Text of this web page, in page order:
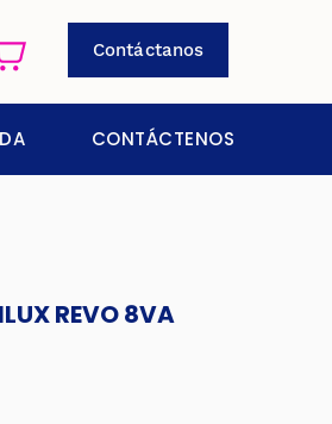
Contáctanos
CONTÁCTENOS
REVO 8VA